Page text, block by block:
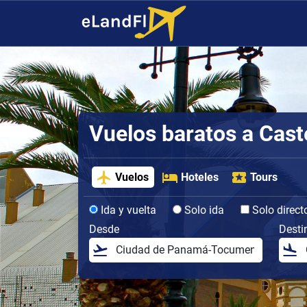
Vuelos baratos a
Vuelos Hoteles Tours
Ida y vuelta Solo ida
Solo
Desde